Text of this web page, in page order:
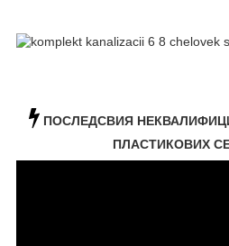
ПОСЛЕДСВИЯ
ПЛАСТИКОВИХ